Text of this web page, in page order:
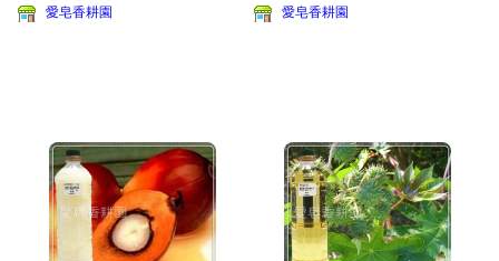
愛皂香耕園 愛皂香耕園